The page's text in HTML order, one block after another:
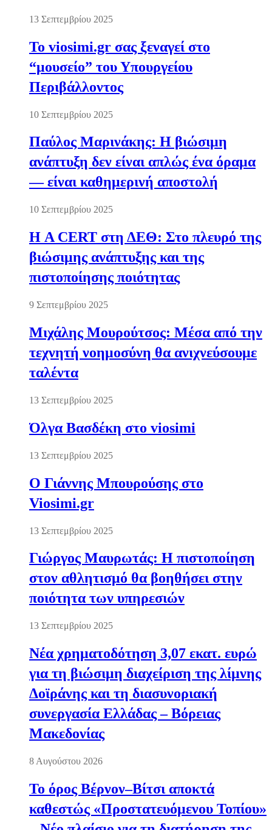
13 Σεπτεμβρίου 2025
Το viosimi.gr σας ξεναγεί στο
“μουσείο” του Υπουργείου
Περιβάλλοντος
10 Σεπτεμβρίου 2025
Παύλος Μαρινάκης: Η βιώσιμη
ανάπτυξη δεν είναι απλώς ένα όραμα
— είναι καθημερινή αποστολή
10 Σεπτεμβρίου 2025
Η A CERT στη ΔΕΘ: Στο πλευρό της
βιώσιμης ανάπτυξης και της
πιστοποίησης ποιότητας
9 Σεπτεμβρίου 2025
Μιχάλης Μουρούτσος: Μέσα από την
τεχνητή νοημοσύνη θα ανιχνεύσουμε
ταλέντα
13 Σεπτεμβρίου 2025
Όλγα Βασδέκη στο viosimi
13 Σεπτεμβρίου 2025
Ο Γιάννης Μπουρούσης στο
Viosimi.gr
13 Σεπτεμβρίου 2025
Γιώργος Μαυρωτάς: Η πιστοποίηση
στον αθλητισμό θα βοηθήσει στην
ποιότητα των υπηρεσιών
13 Σεπτεμβρίου 2025
Νέα χρηματοδότηση 3,07 εκατ. ευρώ
για τη βιώσιμη διαχείριση της λίμνης
Δοϊράνης και τη διασυνοριακή
συνεργασία Ελλάδας – Βόρειας
Μακεδονίας
8 Αυγούστου 2026
Το όρος Βέρνον–Βίτσι αποκτά
καθεστώς «Προστατευόμενου Τοπίου»